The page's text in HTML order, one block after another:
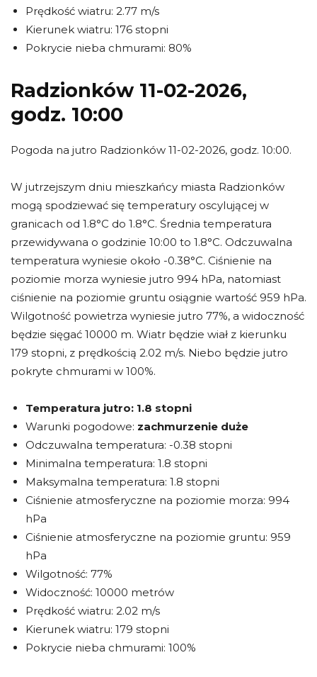
Prędkość wiatru: 2.77 m/s
Kierunek wiatru: 176 stopni
Pokrycie nieba chmurami: 80%
Radzionków 11-02-2026,
godz. 10:00
Pogoda na jutro Radzionków 11-02-2026, godz. 10:00.
W jutrzejszym dniu mieszkańcy miasta Radzionków
mogą spodziewać się temperatury oscylującej w
granicach od 1.8°C do 1.8°C. Średnia temperatura
przewidywana o godzinie 10:00 to 1.8°C. Odczuwalna
temperatura wyniesie około -0.38°C. Ciśnienie na
poziomie morza wyniesie jutro 994 hPa, natomiast
ciśnienie na poziomie gruntu osiągnie wartość 959 hPa.
Wilgotność powietrza wyniesie jutro 77%, a widoczność
będzie sięgać 10000 m. Wiatr będzie wiał z kierunku
179 stopni, z prędkością 2.02 m/s. Niebo będzie jutro
pokryte chmurami w 100%.
Temperatura jutro: 1.8 stopni
Warunki pogodowe: zachmurzenie duże
Odczuwalna temperatura: -0.38 stopni
Minimalna temperatura: 1.8 stopni
Maksymalna temperatura: 1.8 stopni
Ciśnienie atmosferyczne na poziomie morza: 994
hPa
Ciśnienie atmosferyczne na poziomie gruntu: 959
hPa
Wilgotność: 77%
Widoczność: 10000 metrów
Prędkość wiatru: 2.02 m/s
Kierunek wiatru: 179 stopni
Pokrycie nieba chmurami: 100%